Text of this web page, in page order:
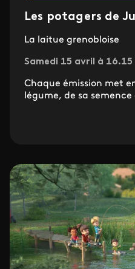
Les potagers de
La laitue grenobloise
Samedi 15 avril à 16.15
Chaque émission met
légume, de sa